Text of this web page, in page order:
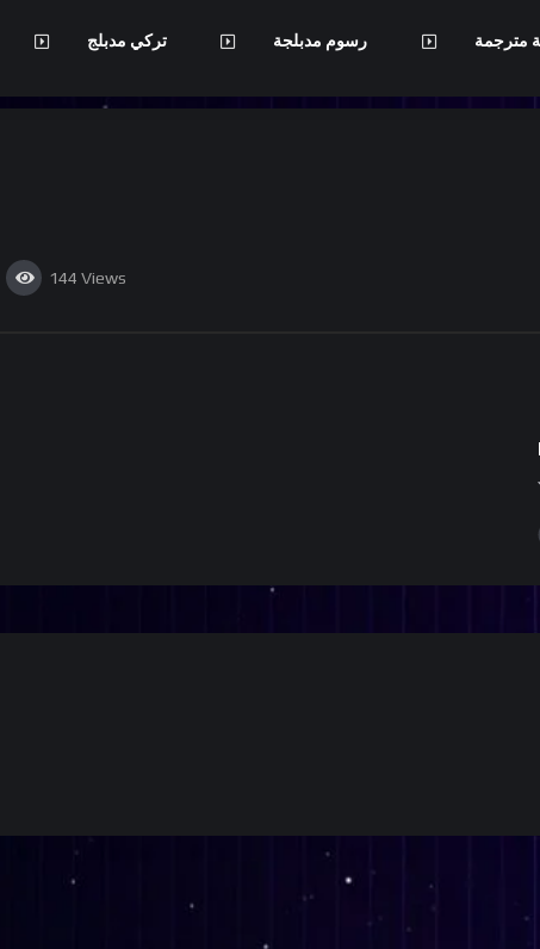
144 Views
تركي مدبلج رسوم مدبلجة مترجمة